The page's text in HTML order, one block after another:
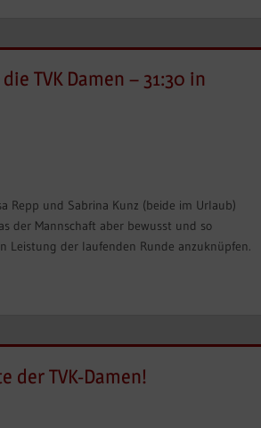
TVK Damen – 31:30 in
Repp und Sabrina Kunz (beide im Urlaub)
der Mannschaft aber bewusst und so
Leistung der laufenden Runde anzuknüpfen.
der TVK-Damen!